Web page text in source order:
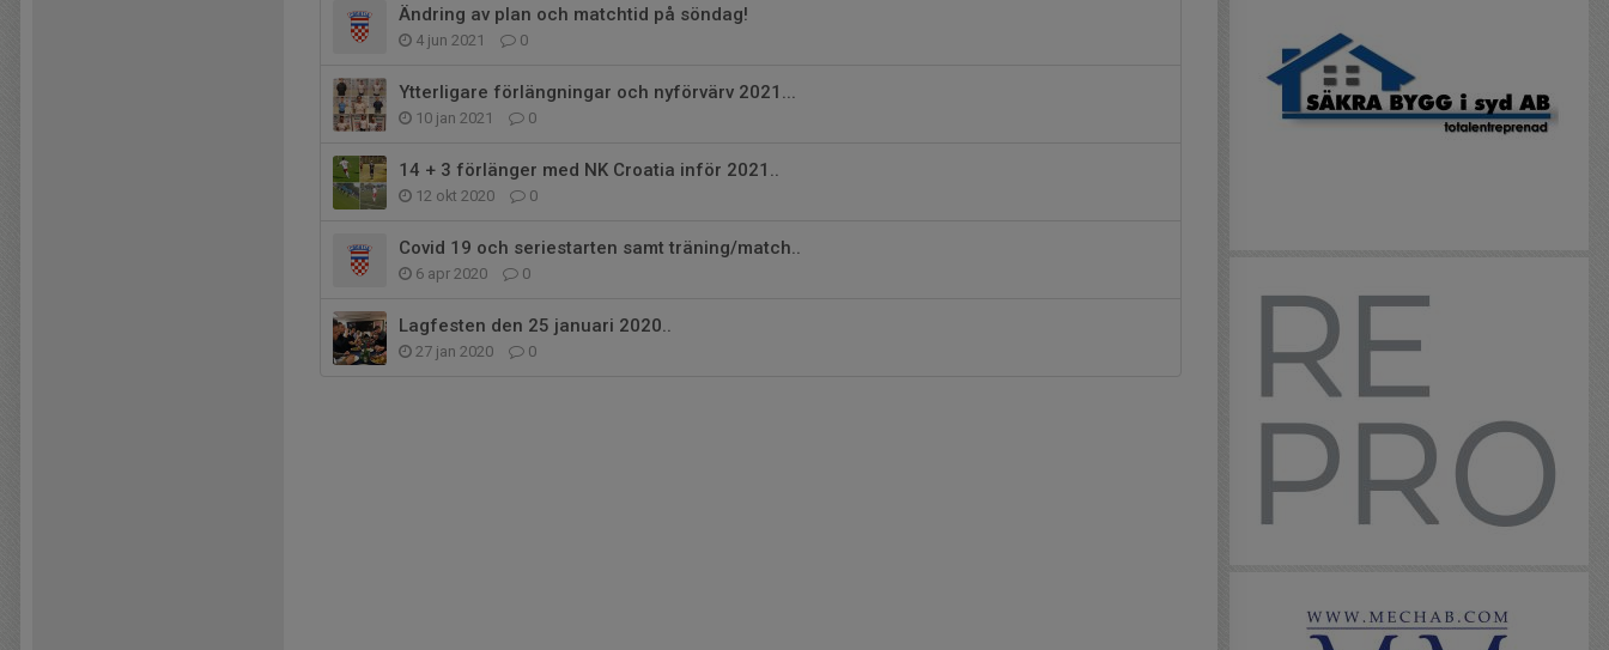
Ändring av plan och matchtid på söndag!
4 jun 2021 0
Ytterligare förlängningar och nyförvärv 2021...
10 jan 2021 0
14 + 3 förlänger med NK Croatia inför 2021..
12 okt 2020 0
Covid 19 och seriestarten samt träning/match..
6 apr 2020 0
Lagfesten den 25 januari 2020..
27 jan 2020 0